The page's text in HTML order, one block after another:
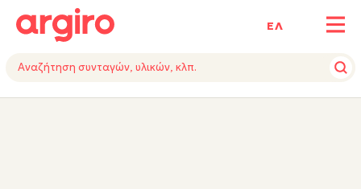
ΕΛ
ΥΛΙΚΑΕΚΤΕΛΕΣΗTIPSΕΞΟΠΛΙΣΜΟΣ